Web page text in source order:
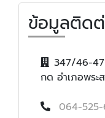
ข้อมูลติด
347/46-
กด อำเภอพระ
064-525-